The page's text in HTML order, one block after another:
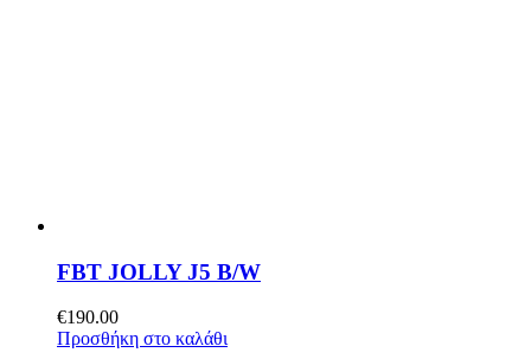
FBT JOLLY J5 B/W
€190.00
Προσθήκη στο καλάθι